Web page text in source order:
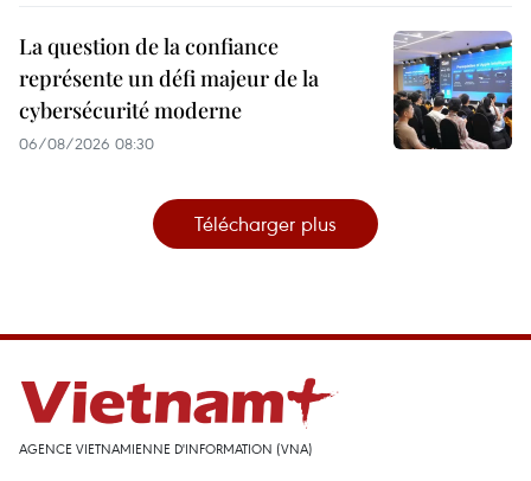
La question de la confiance
représente un défi majeur de la
cybersécurité moderne
06/08/2026 08:30
Télécharger plus
AGENCE VIETNAMIENNE D'INFORMATION (VNA)